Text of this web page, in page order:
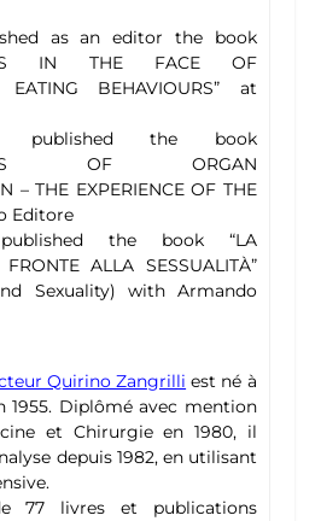
as an editor the book
IN THE FACE OF
EATING BEHAVIOURS” at
the book
OF ORGAN
– THE EXPERIENCE OF THE
Editore
the book “LA
ALLA SESSUALITÀ”
Sexuality) with Armando
Quirino Zangrilli est né à
1955. Diplômé avec mention
et Chirurgie en 1980, il
depuis 1982, en utilisant
77 livres et publications